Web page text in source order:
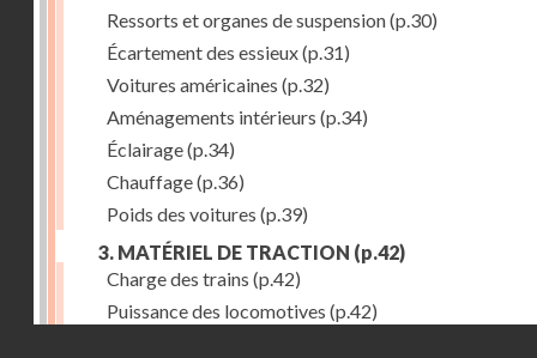
Ressorts et organes de suspension(p.30)
Écartement des essieux(p.31)
Voitures américaines (p.32)
Aménagements intérieurs (p.34)
Éclairage(p.34)
Chauffage(p.36)
Poids des voitures (p.39)
3. MATÉRIEL DE TRACTION (p.42)
Charge des trains (p.42)
Puissance des locomotives (p.42)